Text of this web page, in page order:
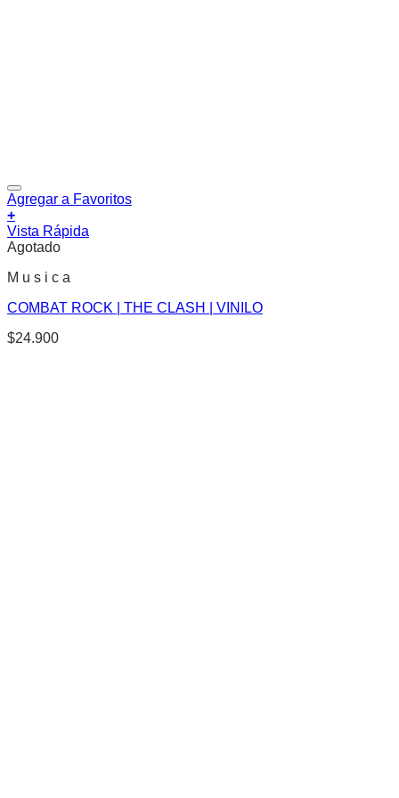
Agregar a Favoritos
+
Vista Rápida
Agotado
M u s i c a
COMBAT ROCK | THE CLASH | VINILO
$24.900